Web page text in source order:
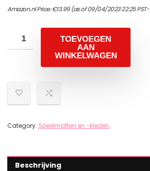
Amazon.nl Price:€13.99(as of 09/04/2023 22:25 PST-
TOEVOEGEN
AAN
WINKELWAGEN
Category: Speelmatten en -kleden
Beschrijving